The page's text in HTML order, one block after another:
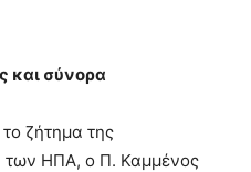
και σύνορα
ζήτημα της
των ΗΠΑ, ο Π. Καμμένος